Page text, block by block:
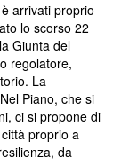
arrivati proprio
lo scorso 22
Giunta del
regolatore,
La
Piano, che si
ci si propone di
proprio a
da